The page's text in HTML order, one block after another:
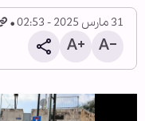
31 مارس 2025 - 02:53